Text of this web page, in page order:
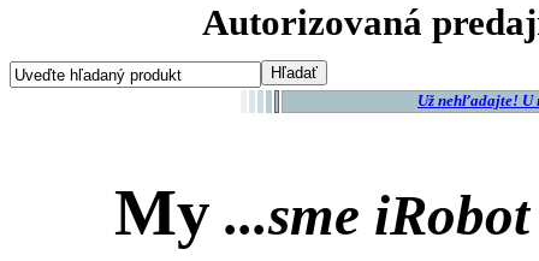
Autorizovaná
Už nehľadajte! U
My ...sme iRobot